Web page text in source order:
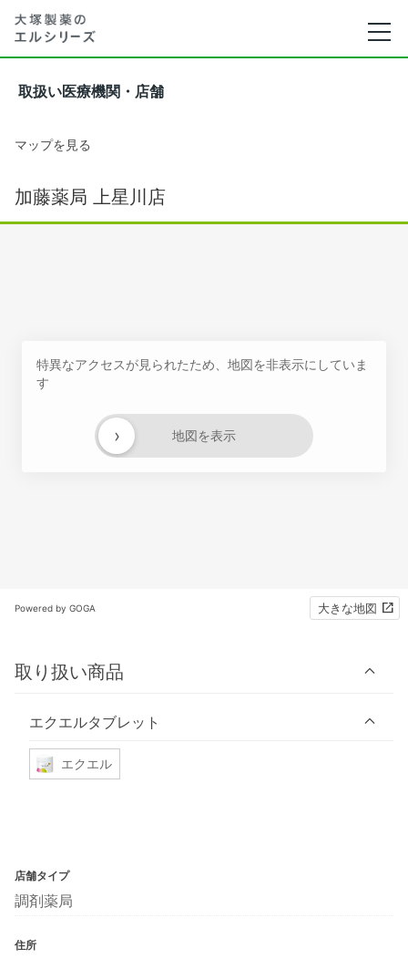
取扱い医療機関・店舗
マップを見る
加藤薬局 上星川店
特異なアクセスが見られたため、地図を非表示にしていま
す
地図を表示
›
Powered by GOGA 大きな地図
取り扱い商品
エクエルタブレット
エクエル
店舗タイプ
調剤薬局
住所